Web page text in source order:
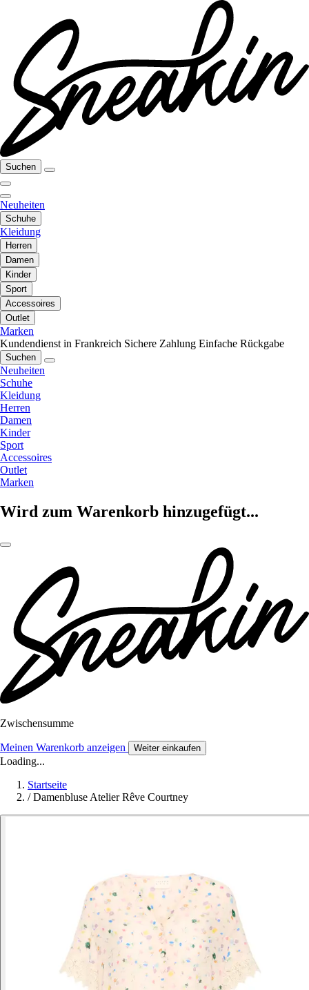
Suchen
Neuheiten
Schuhe
Kleidung
Herren
Damen
Kinder
Sport
Accessoires
Outlet
Marken
Kundendienst in Frankreich Sichere Zahlung Einfache Rückgabe
Suchen
Neuheiten
Schuhe
Kleidung
Herren
Damen
Kinder
Sport
Accessoires
Outlet
Marken
Wird zum Warenkorb hinzugefügt...
Zwischensumme
Meinen Warenkorb anzeigen Weiter einkaufen
Loading...
Startseite
/ Damenbluse Atelier Rêve Courtney